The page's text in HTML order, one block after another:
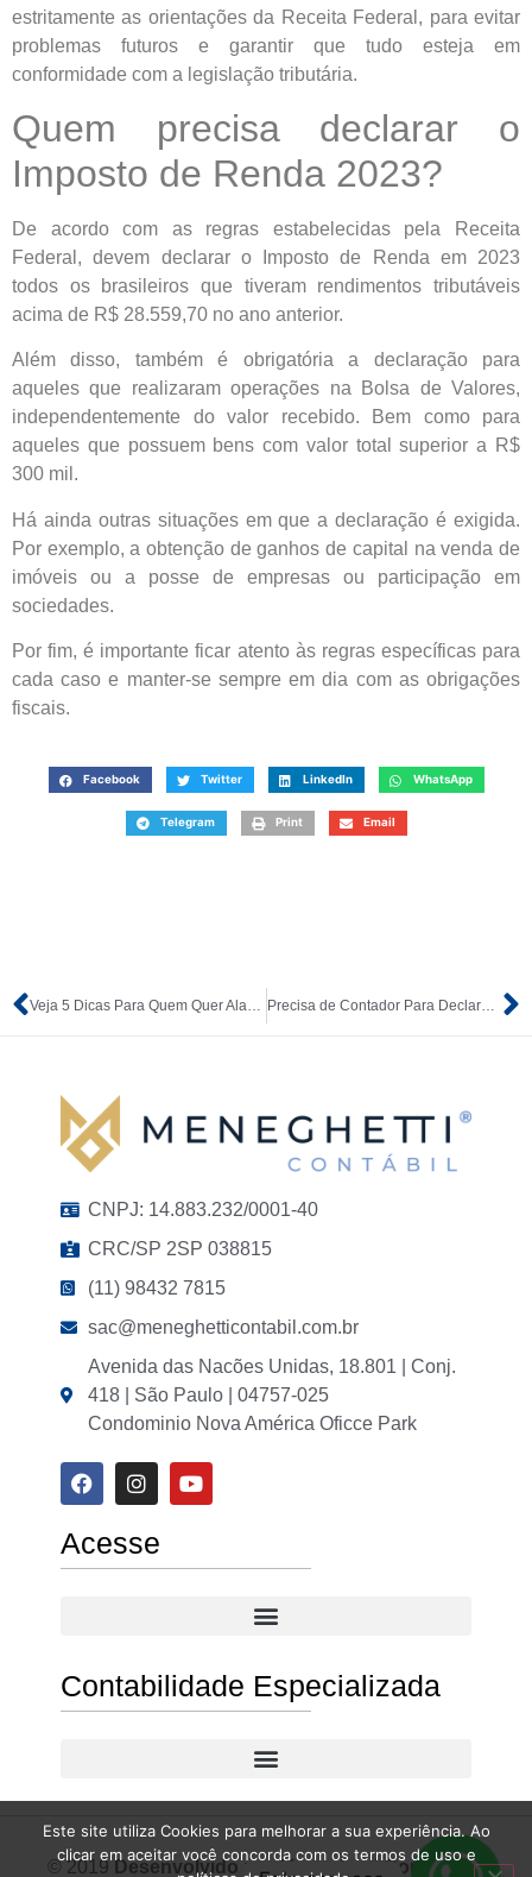
estritamente as orientações da Receita Federal, para evitar
problemas futuros e garantir que tudo esteja em
conformidade com a legislação tributária.
Quem precisa declarar o
Imposto de Renda 2023?
De acordo com as regras estabelecidas pela Receita
Federal, devem declarar o Imposto de Renda em 2023
todos os brasileiros que tiveram rendimentos tributáveis
acima de R$ 28.559,70 no ano anterior.
Além disso, também é obrigatória a declaração para
aqueles que realizaram operações na Bolsa de Valores,
independentemente do valor recebido. Bem como para
aqueles que possuem bens com valor total superior a R$
300 mil.
Há ainda outras situações em que a declaração é exigida.
Por exemplo, a obtenção de ganhos de capital na venda de
imóveis ou a posse de empresas ou participação em
sociedades.
Por fim, é importante ficar atento às regras específicas para
cada caso e manter-se sempre em dia com as obrigações
fiscais.
Facebook Twitter LinkedIn WhatsApp
Telegram Print Email
Veja 5 Dicas Para Quem Quer Alavancar o Seu Negócio Precisa de Contador Para Declarar o Imposto de Renda?
CNPJ: 14.883.232/0001-40
CRC/SP 2SP 038815
(11) 98432 7815
sac@meneghetticontabil.com.br
Avenida das Nacões Unidas, 18.801 | Conj.
418 | São Paulo | 04757-025
Condominio Nova América Oficce Park
Acesse
Contabilidade Especializada
© 2019Desenvolvido por Meneghetti ContábilAll
Este site utiliza Cookies para melhorar a sua experiência. Ao
clicar em aceitar você concorda com os termos de uso e